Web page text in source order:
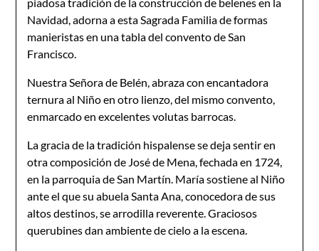
Navidad, adorna a esta Sagrada Familia de formas
manieristas en una tabla del convento de San
Francisco.
Nuestra Señora de Belén, abraza con encantadora
ternura al Niño en otro lienzo, del mismo convento,
enmarcado en excelentes volutas barrocas.
La gracia de la tradición hispalense se deja sentir en
otra composición de José de Mena, fechada en 1724,
en la parroquia de San Martín. María sostiene al Niño
ante el que su abuela Santa Ana, conocedora de sus
altos destinos, se arrodilla reverente. Graciosos
querubines dan ambiente de cielo a la escena.